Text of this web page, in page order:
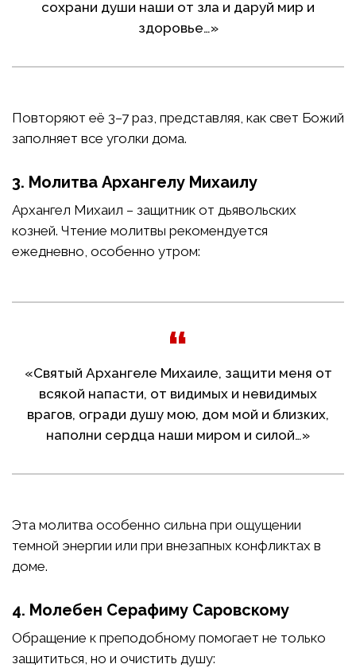
сохрани души наши от зла и даруй мир и
здоровье…»
Повторяют её 3–7 раз, представляя, как свет Божий
заполняет все уголки дома.
3. Молитва Архангелу Михаилу
Архангел Михаил – защитник от дьявольских
козней. Чтение молитвы рекомендуется
ежедневно, особенно утром:
«Святый Архангеле Михаиле, защити меня от
всякой напасти, от видимых и невидимых
врагов, огради душу мою, дом мой и близких,
наполни сердца наши миром и силой…»
Эта молитва особенно сильна при ощущении
темной энергии или при внезапных конфликтах в
доме.
4. Молебен Серафиму Саровскому
Обращение к преподобному помогает не только
защититься, но и очистить душу: